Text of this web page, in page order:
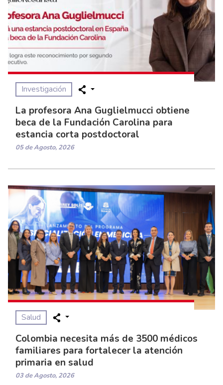
Investigación
La profesora Ana Guglielmucci obtiene
beca de la Fundación Carolina para
estancia corta postdoctoral
05 de Agosto, 2026
Salud
Colombia necesita más de 3500 médicos
familiares para fortalecer la atención
primaria en salud
03 de Agosto, 2026